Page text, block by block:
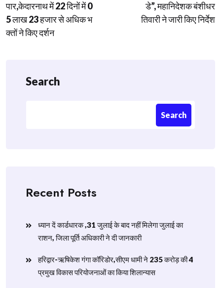
पार,केदारनाथ में 22 दिनों में 0
5 लाख 23 हजार से अधिक भ
क्तों ने किए दर्शन
डे”, महानिदेशक बंशीधर
तिवारी ने जारी किए निर्देश
Search
Search
Recent Posts
ध्यान दें कार्डधारक ,31 जुलाई के बाद नहीं मिलेगा जुलाई का
राशन, जिला पूर्ति अधिकारी ने दी जानकारी
हरिद्वार-ऋषिकेश गंगा कॉरिडोर,सीएम धामी ने 235 करोड़ की 4
प्रमुख विकास परियोजनाओं का किया शिलान्यास